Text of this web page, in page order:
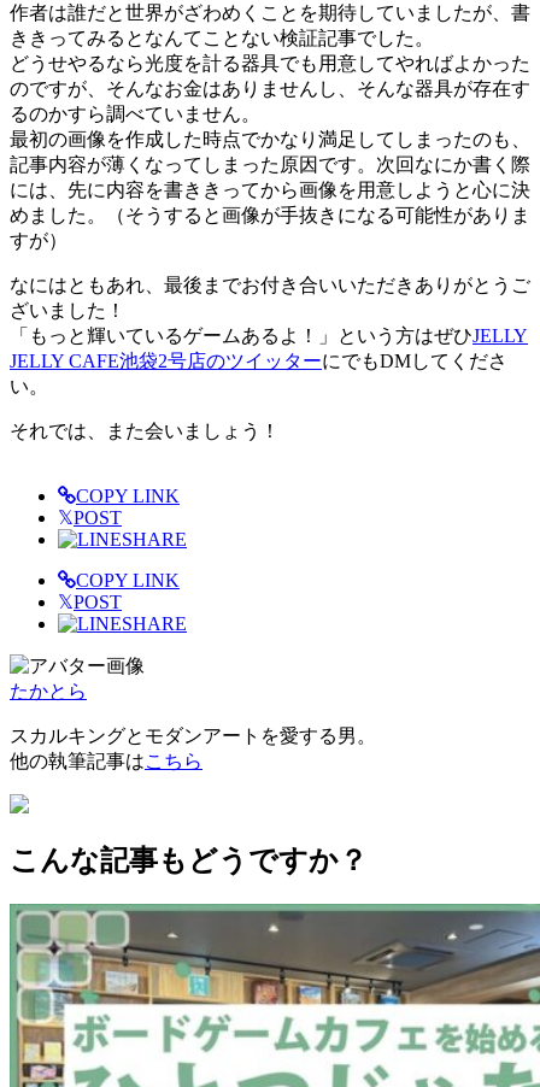
作者は誰だと世界がざわめくことを期待していましたが、書
ききってみるとなんてことない検証記事でした。
どうせやるなら光度を計る器具でも用意してやればよかった
のですが、そんなお金はありませんし、そんな器具が存在す
るのかすら調べていません。
最初の画像を作成した時点でかなり満足してしまったのも、
記事内容が薄くなってしまった原因です。次回なにか書く際
には、先に内容を書ききってから画像を用意しようと心に決
めました。（そうすると画像が手抜きになる可能性がありま
すが）
なにはともあれ、最後までお付き合いいただきありがとうご
ざいました！
「もっと輝いているゲームあるよ！」という方はぜひJELLY
JELLY CAFE池袋2号店のツイッターにでもDMしてくださ
い。
それでは、また会いましょう！
COPY LINK
𝕏POST
SHARE
COPY LINK
𝕏POST
SHARE
たかとら
スカルキングとモダンアートを愛する男。
他の執筆記事はこちら
こんな記事もどうですか？